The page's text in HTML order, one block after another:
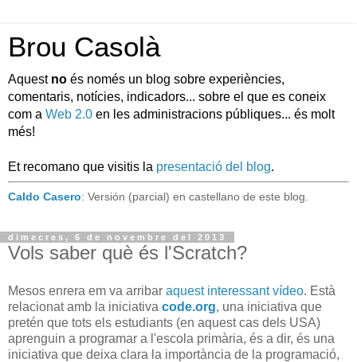
Brou Casolà
Aquest no és només un blog sobre experiències,
comentaris, notícies, indicadors... sobre el que es coneix
com a Web 2.0 en les administracions públiques... és molt
més!
Et recomano que visitis la presentació del blog.
Caldo Casero: Versión (parcial) en castellano de este blog.
dimecres, 6 de novembre del 2013
Vols saber què és l'Scratch?
Mesos enrera em va arribar aquest interessant vídeo. Està
relacionat amb la iniciativa code.org, una iniciativa que
pretén que tots els estudiants (en aquest cas dels USA)
aprenguin a programar a l'escola primària, és a dir, és una
iniciativa que deixa clara la importància de la programació,